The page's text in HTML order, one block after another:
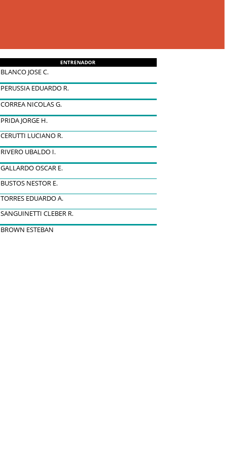
ENTRENADOR
BLANCO JOSE C.
PERUSSIA EDUARDO R.
CORREA NICOLAS G.
PRIDA JORGE H.
CERUTTI LUCIANO R.
RIVERO UBALDO I.
GALLARDO OSCAR E.
BUSTOS NESTOR E.
TORRES EDUARDO A.
SANGUINETTI CLEBER R.
BROWN ESTEBAN